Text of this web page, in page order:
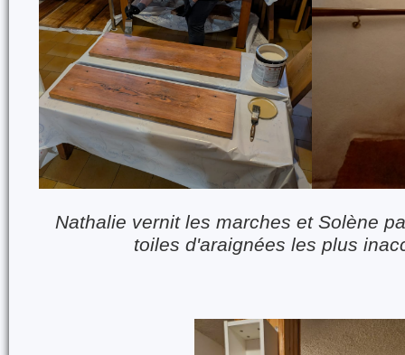
Nathalie vernit les marches et Solène
toiles d'araignées les plus